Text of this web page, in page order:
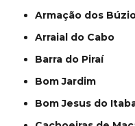
Armação dos
Arraial do Cabo
Barra do Piraí
Bom Jardim
Bom Jesus do